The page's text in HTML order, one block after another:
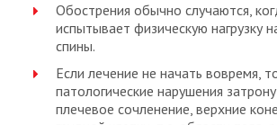
Обострения обычно случаются,
испытывает физическую нагрузку
спины.
Если лечение не начать вовремя,
патологические нарушения
плечевое сочленение, верхние